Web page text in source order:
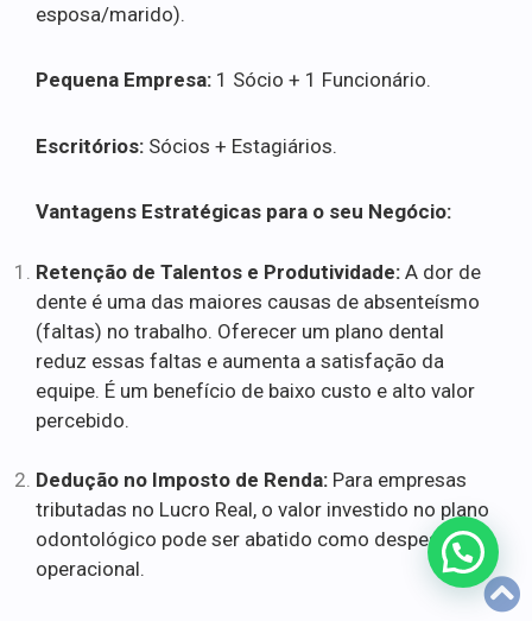
esposa/marido).
Pequena Empresa: 1 Sócio + 1 Funcionário.
Escritórios: Sócios + Estagiários.
Vantagens Estratégicas para o seu Negócio:
Retenção de Talentos e Produtividade: A dor de
dente é uma das maiores causas de absenteísmo
(faltas) no trabalho. Oferecer um plano dental
reduz essas faltas e aumenta a satisfação da
equipe. É um benefício de baixo custo e alto valor
percebido.
Dedução no Imposto de Renda: Para empresas
tributadas no Lucro Real, o valor investido no plano
odontológico pode ser abatido como despesa
operacional.